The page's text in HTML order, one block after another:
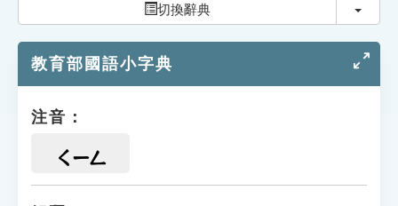
切換辭典 切換
教育部國語小字典
注音：
ㄑㄧㄥ